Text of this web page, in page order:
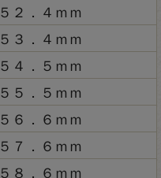
５２．４ｍｍ
５３．４ｍｍ
５４．５ｍｍ
５５．５ｍｍ
５６．６ｍｍ
５７．６ｍｍ
５８．６ｍｍ